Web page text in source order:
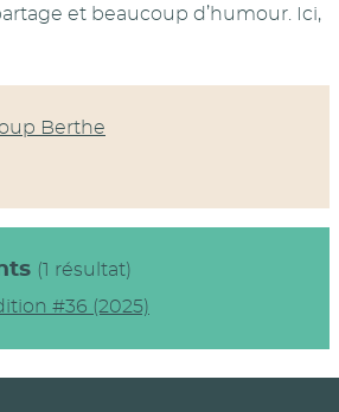
et beaucoup d’humour. Ici,
Berthe
(1 résultat)
#36 (2025)